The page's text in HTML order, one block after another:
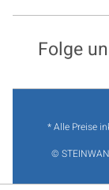
Folge
* Alle Preise
©